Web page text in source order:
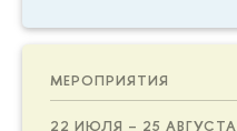
МЕРОПРИЯТИЯ
22 ИЮЛЯ – 25 АВГУСТА